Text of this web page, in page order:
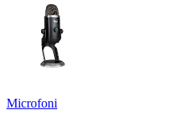
Microfoni